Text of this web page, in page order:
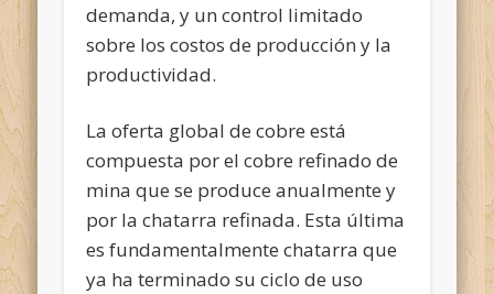
demanda, y un control limitado
sobre los costos de producción y la
productividad.
La oferta global de cobre está
compuesta por el cobre refinado de
mina que se produce anualmente y
por la chatarra refinada. Esta última
es fundamentalmente chatarra que
ya ha terminado su ciclo de uso